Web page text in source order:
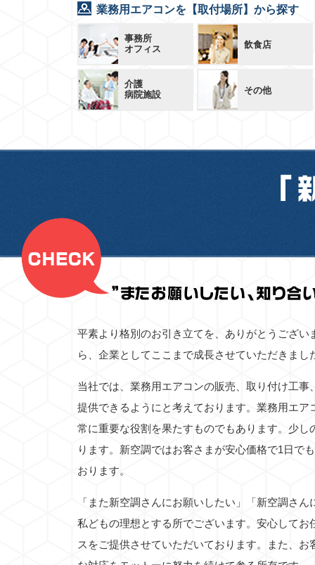
業務用エアコンを【取付場所】から探す
事務所
オフィス
飲食店
介護
病院施設
その他
平素より格別のお引き立てを、ありがとうござ
ら、企業としてここまで成長させていただきまし
当社では、業務用エアコンの販売、取り付け工
提供できるようにと考えております。業務用エ
常に重要な役割を果たすものでもあります。少
ります。新空調ではお客さまが安心価格で1日で
おります。
「また新空調さんにお願いしたい」「新空調さ
私どもの理想とする所でございます。安心して
スをご提供させていただいております。また、